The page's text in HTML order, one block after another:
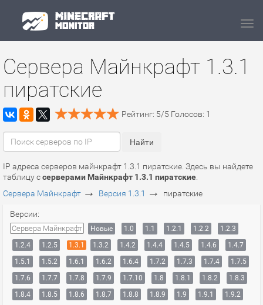
Сервера Майнкрафт 1.3.1
пиратские
Рейтинг: 5/5 Голосов: 1
IP адреса серверов майнкрафт 1.3.1 пиратские. Здесь вы найдете
таблицу ссерверами Майнкрафт 1.3.1 пиратские
Сервера Майнкрафт → Версия 1.3.1 → пиратские
Версии:
Сервера Майнкрафт Новые 1.0 1.1 1.2.1 1.2.2
1.2.3
1.2.4
1.2.5 1.3.1 1.3.2 1.4.2 1.4.4 1.4.5 1.4.6
1.4.7
1.5.1
1.5.2 1.6.1 1.6.2 1.6.4 1.7.2 1.7.3 1.7.4
1.7.5
1.7.6
1.7.7 1.7.8 1.7.9 1.7.10 1.8 1.8.1 1.8.2
1.8.3
1.8.4
1.8.5 1.8.6 1.8.7 1.8.8 1.8.9 1.9 1.9.1
1.9.2